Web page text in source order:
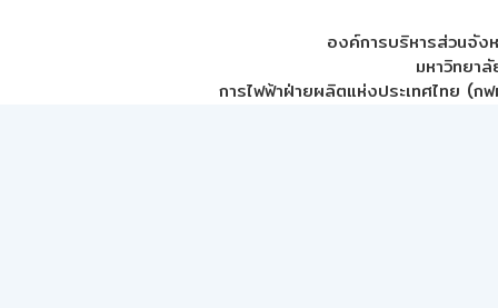
องค์การบริหารส่วนจัง
มหาวิทยา
การไฟฟ้าฝ่ายผลิตแห่งประเทศไทย (กฟ